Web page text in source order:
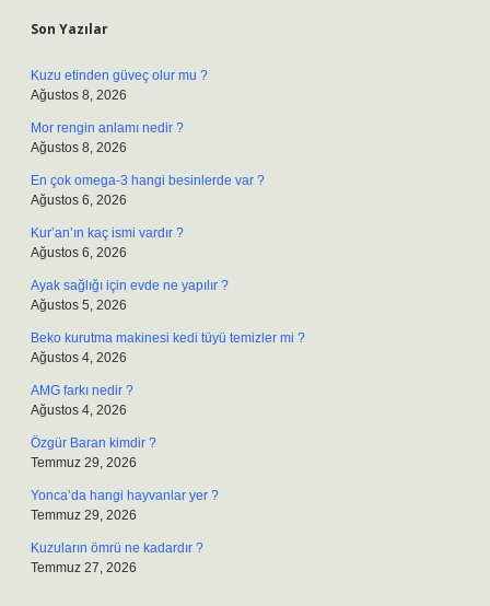
Son Yazılar
Kuzu etinden güveç olur mu ?
Ağustos 8, 2026
Mor rengin anlamı nedir ?
Ağustos 8, 2026
En çok omega-3 hangi besinlerde var ?
Ağustos 6, 2026
Kur’an’ın kaç ismi vardır ?
Ağustos 6, 2026
Ayak sağlığı için evde ne yapılır ?
Ağustos 5, 2026
Beko kurutma makinesi kedi tüyü temizler mi ?
Ağustos 4, 2026
AMG farkı nedir ?
Ağustos 4, 2026
Özgür Baran kimdir ?
Temmuz 29, 2026
Yonca’da hangi hayvanlar yer ?
Temmuz 29, 2026
Kuzuların ömrü ne kadardır ?
Temmuz 27, 2026